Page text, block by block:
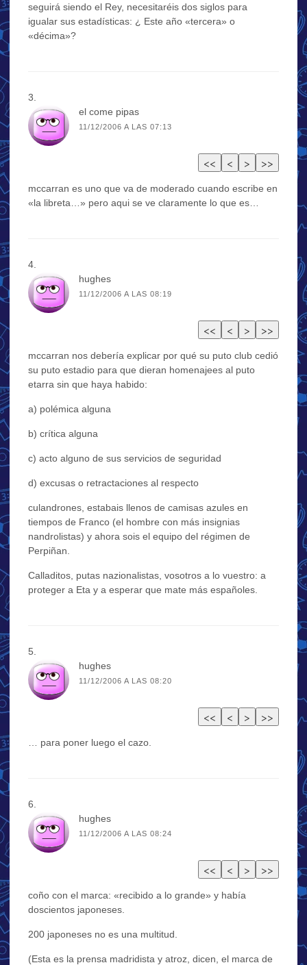
seguirá siendo el Rey, necesitaréis dos siglos para
igualar sus estadísticas: ¿ Este año «tercera» o
«décima»?
el come pipas
11/12/2006 A LAS 07:13
mccarran es uno que va de moderado cuando escribe en
«la libreta…» pero aqui se ve claramente lo que es…
hughes
11/12/2006 A LAS 08:19
mccarran nos debería explicar por qué su puto club cedió
su puto estadio para que dieran homenajees al puto
etarra sin que haya habido:
a) polémica alguna
b) crítica alguna
c) acto alguno de sus servicios de seguridad
d) excusas o retractaciones al respecto
culandrones, estabais llenos de camisas azules en
tiempos de Franco (el hombre con más insignias
nandrolistas) y ahora sois el equipo del régimen de
Perpiñan.
Calladitos, putas nazionalistas, vosotros a lo vuestro: a
proteger a Eta y a esperar que mate más españoles.
hughes
11/12/2006 A LAS 08:20
… para poner luego el cazo.
hughes
11/12/2006 A LAS 08:24
coño con el marca: «recibido a lo grande» y había
doscientos japoneses.
200 japoneses no es una multitud.
(Esta es la prensa madridista y atroz, dicen, el marca de